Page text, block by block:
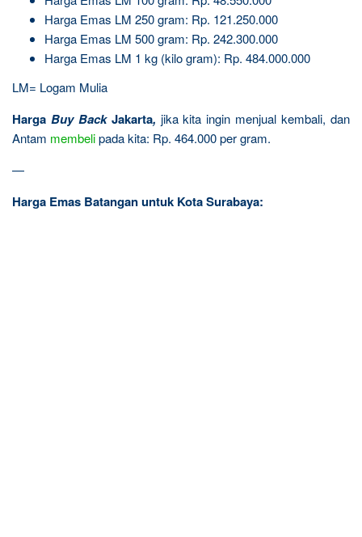
Harga Emas LM 250 gram: Rp. 121.250.000
Harga Emas LM 500 gram: Rp. 242.300.000
Harga Emas LM 1 kg (kilo gram): Rp. 484.000.000
LM= Logam Mulia
Harga Buy Back Jakarta, jika kita ingin menjual kembali, dan
Antam membelipada kita: Rp. 464.000 per gram.
—
Harga Emas Batangan untuk Kota Surabaya: